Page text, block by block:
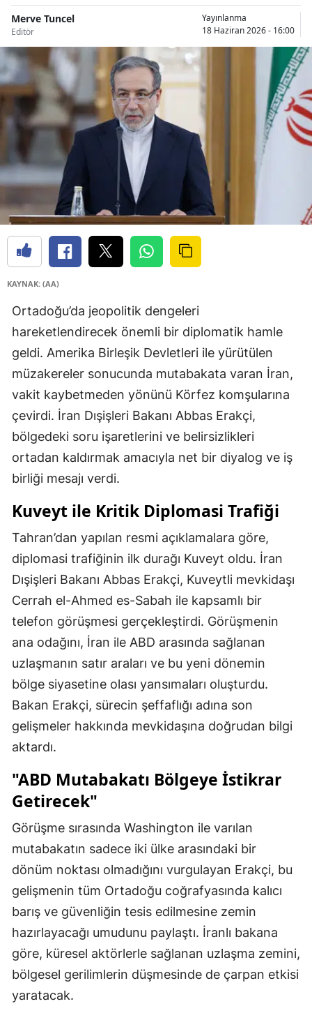
Merve Tuncel
Editör
Yayınlanma
18 Haziran 2026 - 16:00
KAYNAK: (AA)
Ortadoğu’da jeopolitik dengeleri
hareketlendirecek önemli bir diplomatik hamle
geldi. Amerika Birleşik Devletleri ile yürütülen
müzakereler sonucunda mutabakata varan İran,
vakit kaybetmeden yönünü Körfez komşularına
çevirdi. İran Dışişleri Bakanı Abbas Erakçi,
bölgedeki soru işaretlerini ve belirsizlikleri
ortadan kaldırmak amacıyla net bir diyalog ve iş
birliği mesajı verdi.
Kuveyt ile Kritik Diplomasi Trafiği
Tahran’dan yapılan resmi açıklamalara göre,
diplomasi trafiğinin ilk durağı Kuveyt oldu. İran
Dışişleri Bakanı Abbas Erakçi, Kuveytli mevkidaşı
Cerrah el-Ahmed es-Sabah ile kapsamlı bir
telefon görüşmesi gerçekleştirdi. Görüşmenin
ana odağını, İran ile ABD arasında sağlanan
uzlaşmanın satır araları ve bu yeni dönemin
bölge siyasetine olası yansımaları oluşturdu.
Bakan Erakçi, sürecin şeffaflığı adına son
gelişmeler hakkında mevkidaşına doğrudan bilgi
aktardı.
"ABD Mutabakatı Bölgeye İstikrar
Getirecek"
Görüşme sırasında Washington ile varılan
mutabakatın sadece iki ülke arasındaki bir
dönüm noktası olmadığını vurgulayan Erakçi, bu
gelişmenin tüm Ortadoğu coğrafyasında kalıcı
barış ve güvenliğin tesis edilmesine zemin
hazırlayacağı umudunu paylaştı. İranlı bakana
göre, küresel aktörlerle sağlanan uzlaşma zemini,
bölgesel gerilimlerin düşmesinde de çarpan etkisi
yaratacak.